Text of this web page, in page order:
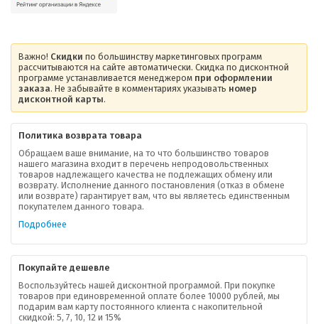
Важно! Скидки по большинству маркетинговых программ
рассчитываются на сайте автоматически. Скидка по дисконтной
программе устанавливается менеджером при оформлении
заказа. Не забывайте в комментариях указывать номер
дисконтной карты.
Политика возврата товара
Обращаем ваше внимание, на то что большинство товаров
нашего магазина входит в перечень непродовольственных
товаров надлежащего качества не подлежащих обмену или
возврату. Исполнение данного постановления (отказ в обмене
или возврате) гарантирует вам, что вы являетесь единственным
покупателем данного товара.
Подробнее
Покупайте дешевле
Воспользуйтесь нашей дисконтной программой. При покупке
товаров при единовременной оплате более 10000 рублей, мы
подарим вам карту постоянного клиента с накопительной
скидкой: 5, 7, 10, 12 и 15%
О компании
Ваша скидка
Контактная информация
В помощь покупателю